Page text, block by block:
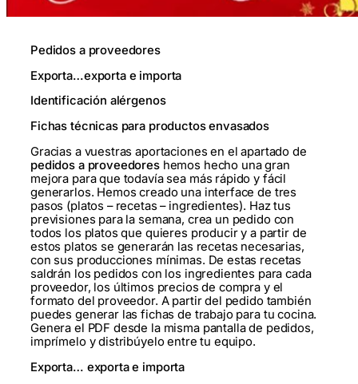
Pedidos a proveedores
Exporta…exporta e importa
Identificación alérgenos
Fichas técnicas para productos envasados
Gracias a vuestras aportaciones en el apartado de
pedidos a proveedoreshemos hecho una gran
mejora para que todavía sea más rápido y fácil
generarlos. Hemos creado una interface de tres
pasos (platos – recetas – ingredientes). Haz tus
previsiones para la semana, crea un pedido con
todos los platos que quieres producir y a partir de
estos platos se generarán las recetas necesarias,
con sus producciones mínimas. De estas recetas
saldrán los pedidos con los ingredientes para cada
proveedor, los últimos precios de compra y el
formato del proveedor. A partir del pedido también
puedes generar las fichas de trabajo para tu cocina.
Genera el PDF desde la misma pantalla de pedidos,
imprímelo y distribúyelo entre tu equipo.
Exporta… exporta e importa